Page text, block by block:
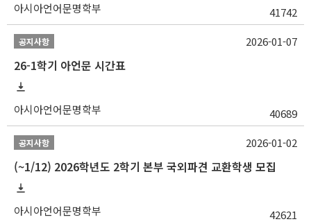
아시아언어문명학부 41742
공지사항
26-1학기 아언문 시간표
아시아언어문명학부 40689
2026-01-07
공지사항
(~1/12) 2026학년도 2학기 본부 국외파견 교환학생 모집
아시아언어문명학부 42621
2026-01-02